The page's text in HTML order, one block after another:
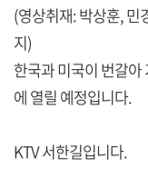
(영상취재: 박상훈, 민
지)
한국과 미국이 번갈아
에 열릴 예정입니다.
KTV 서한길입니다.